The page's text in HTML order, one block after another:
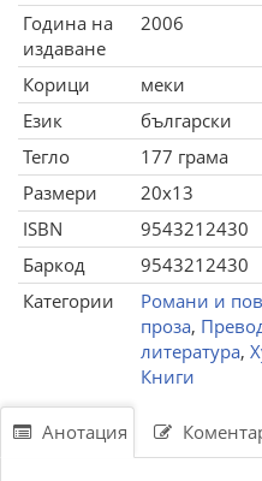
Година на
издаване
2006
Корици
меки
Език
български
Тегло
177 грама
Размери
20x13
ISBN
9543212430
Баркод
9543212430
Категории
Романи и
проза,
литература,
Книги
Анотация